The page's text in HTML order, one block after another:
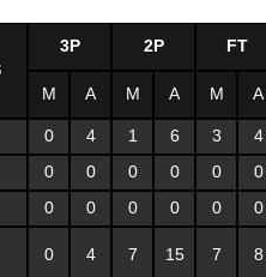
3P 2P FT
M A M A M A
0 4 1 6 3
4
0 0 0 0 0
0
0 0 0 0 0 0
0 4 7 15 7 8